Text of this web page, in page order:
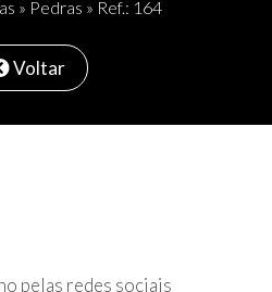
» Pedras » Ref.: 164
Voltar
pelas redes sociais